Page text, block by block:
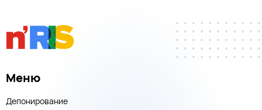
Меню
Депонирование